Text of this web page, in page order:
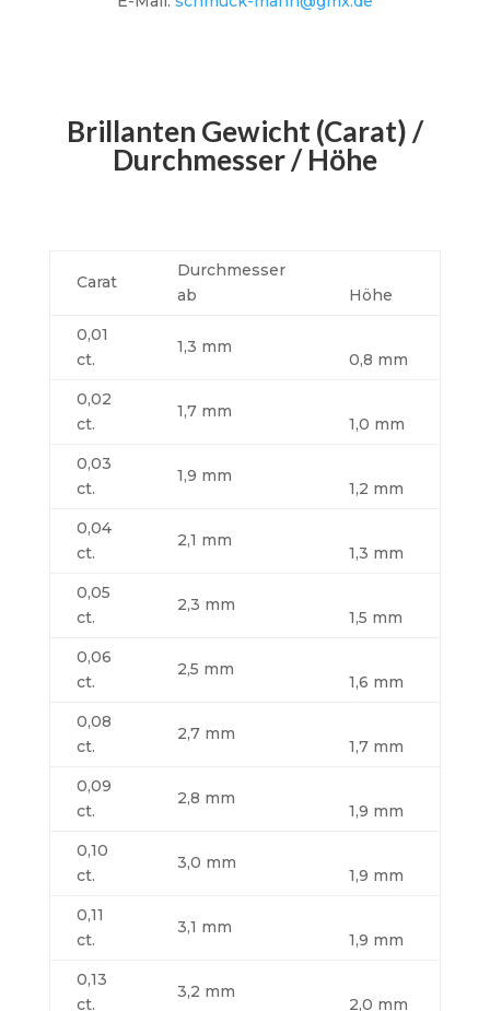
Brillanten Gewicht (Carat) /
Durchmesser / Höhe
Carat
Durchmesser
ab
Höhe
0,01
ct.
1,3 mm
0,8 mm
0,02
ct.
1,7 mm
1,0 mm
0,03
ct.
1,9 mm
1,2 mm
0,04
ct.
2,1 mm
1,3 mm
0,05
ct.
2,3 mm
1,5 mm
0,06
ct.
2,5 mm
1,6 mm
0,08
ct.
2,7 mm
1,7 mm
0,09
ct.
2,8 mm
1,9 mm
0,10
ct.
3,0 mm
1,9 mm
0,11
ct.
3,1 mm
1,9 mm
0,13
ct.
3,2 mm
2,0 mm